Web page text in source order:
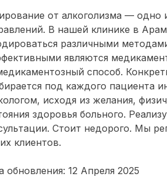
от алкоголизма — одно
В нашей клинике в
различными
являются
способ.
под каждого пациента
исходя из желания,
здоровья больного.
Стоит недорого. Мы
клиентов.
обновления: 12 Апреля 2025